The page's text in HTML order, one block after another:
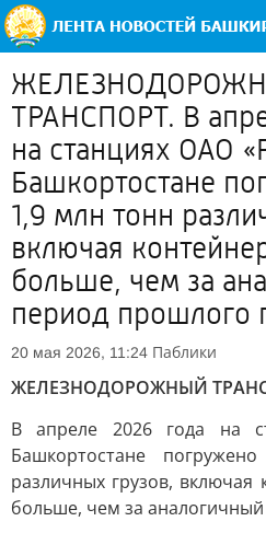
ТРАНСПОРТ. В
на станциях ОАО
Башкортостане
1,9 млн тонн
включая
больше, чем за
период прошлого
20 мая 2026, 11:24 Паблики
ЖЕЛЕЗНОДОРОЖНЫЙ
В апреле 2026 года на
Башкортостане
различных грузов, включая
больше, чем за